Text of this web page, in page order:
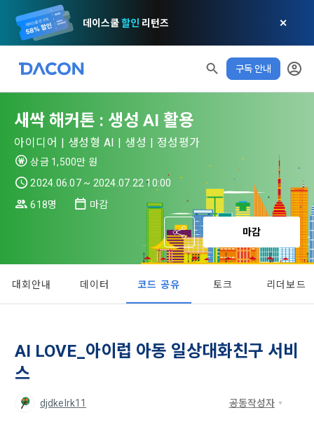
데이스쿨할인 리턴즈 ✕
구독 안내
알림 모두 읽음
✕ MY XP
LEVEL 1 다음 레벨까지 150 XP
0/150 XP
오늘의 XP 전체 XP
사용 XP
이용약관
제 1 조 (목적)
본 약관은 데이콘 주식회사(이하 “회사”)와 “회원” 간에 정보 서
비스를 이용하는 조건 및 절차에 관한 필요한 사항을 약속하여
규정하는 데 그 목적이 있다. “회원”은 모든 약관에 동의해야 하
며, 어떤 방식이든 본 서비스를 사용한다는 것은 “회원”이 본 약
스를 사용하는 동안 계속 유효하다. 본 약관은 저작권 분쟁 정책
의 조항을 포함한다.
제 2 조 (용어의 정의)
이 약관에서 사용하는 용어의 정의는 아래와 같다.
여 컴퓨터 등 정보 통신 설비를 이용하여 설정한 가상의 영업장
개인정보 처리방침
데이콘 개인정보 처리방침
(2021.05.24 본)
데이콘은 이용자 개인정보 보호를 여러 경영요소 가운데 최
는 ‘회사’)는 서비스 기획부터 종료까지 정보통신망 이용촉진 및
정보보호 등에 관한 법률(이하 ‘정보통신망법’), 개인정보보호법
1. 개인정보처리방침의 의의
데이콘이 어떤 정보를 수집하고, 수집한 정보를 어떻게 사용하
며, 필요에 따라 누구와 이를 공유(‘위탁 또는 제공’)하며, 이용목
적을 달성한 정보를 언제, 어떻게 파기 하는지 등 ‘개인정보의 한
마케팅 정보 수신 동의
1. 광고성 정보의 이용목적
DACON이 제공하는 이용자 맞춤형 서비스 및 상품 추천, 각종
경품 행사, 이벤트, 경진대회 홍보 목적 등의 광고성 정보를 전자
우편이나
서신우편, 문자(SMS 또는 카카오 알림톡), 푸시, 전화 등을 통해
이용자에게 제공합니다.
- 마케팅 수신 동의는 거부하실 수 있으며 동의 이후에라도 고객
의 의사에 따라 동의를 철회할 수 있습니다.
동의를 거부 하시더라도 DACON에서 제공하는 서비스의 이용
에 제한이 되지 않습니다.
새싹 해커톤 : 생성 AI 활용
아이디어 | 생성형 AI | 생성 | 정성평가
상금 1,500만 원
2024.06.07 ~ 2024.07.22 10:00
618명
마감
마감
대회안내 데이터 코드 공유 토크 리더보드
AI LOVE_아이럽 아동 일상대화친구 서비
스
djdkelrk11 공동작성자